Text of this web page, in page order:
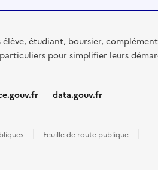
étudiant, boursier,
pour simplifier leurs
data.gouv.fr
Feuille de route publique